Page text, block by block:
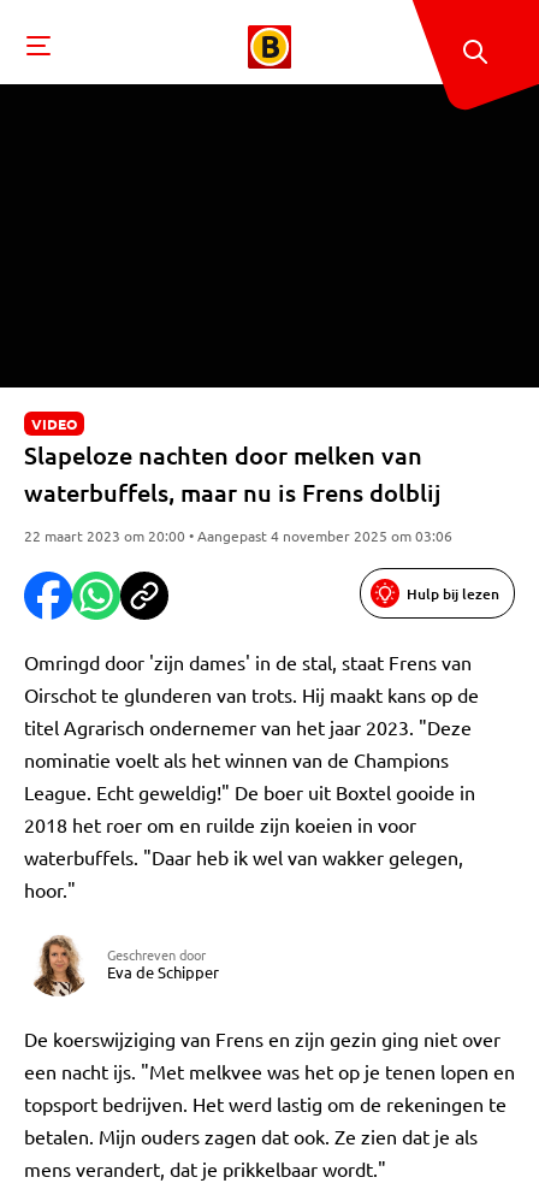
VIDEO
Slapeloze nachten door melken van
waterbuffels, maar nu is Frens dolblij
22 maart 2023 om 20:00 • Aangepast 4 november 2025 om 03:06
Hulp bij lezen
Omringd door 'zijn dames' in de stal, staat Frens van
Oirschot te glunderen van trots. Hij maakt kans op de
titel Agrarisch ondernemer van het jaar 2023. "Deze
nominatie voelt als het winnen van de Champions
League. Echt geweldig!" De boer uit Boxtel gooide in
2018 het roer om en ruilde zijn koeien in voor
waterbuffels. "Daar heb ik wel van wakker gelegen,
hoor."
Geschreven door
Eva de Schipper
De koerswijziging van Frens en zijn gezin ging niet over
een nacht ijs. "Met melkvee was het op je tenen lopen en
topsport bedrijven. Het werd lastig om de rekeningen te
betalen. Mijn ouders zagen dat ook. Ze zien dat je als
mens verandert, dat je prikkelbaar wordt."